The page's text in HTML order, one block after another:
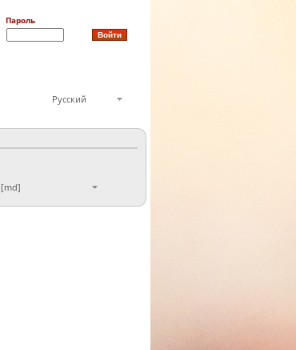
Пароль
Русский